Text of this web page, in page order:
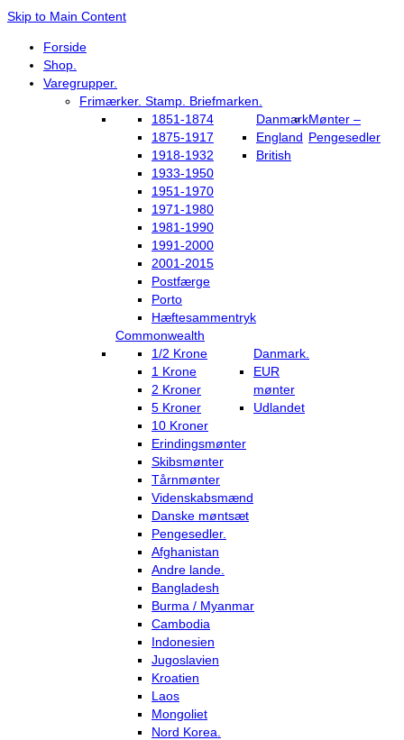
Skip to Main Content
Forside
Shop.
Varegrupper.
Frimærker. Stamp. Briefmarken.
Danmark
1851-1874
1875-1917
1918-1932
1933-1950
1951-1970
1971-1980
1981-1990
1991-2000
2001-2015
Postfærge
Porto
Hæftesammentryk
England
British
Commonwealth
Mønter –
Pengesedler
Danmark.
1/2 Krone
1 Krone
2 Kroner
5 Kroner
10 Kroner
Erindingsmønter
Skibsmønter
Tårnmønter
Videnskabsmænd
Danske møntsæt
Pengesedler.
EUR
mønter
Udlandet
Afghanistan
Andre lande.
Bangladesh
Burma / Myanmar
Cambodia
Indonesien
Jugoslavien
Kroatien
Laos
Mongoliet
Nord Korea.